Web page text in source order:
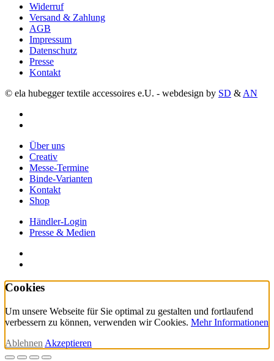
Widerruf
Versand & Zahlung
AGB
Impressum
Datenschutz
Presse
Kontakt
© ela hubegger textile accessoires e.U. - webdesign by SD & AN
Close
Menu
Über uns
Creativ
Messe-Termine
Binde-Varianten
Kontakt
Shop
Händler-Login
Presse & Medien
Cookies
Um unsere Webseite für Sie optimal zu gestalten und fortlaufend
verbessern zu können, verwenden wir Cookies. Mehr Informationen
Ablehnen Akzeptieren